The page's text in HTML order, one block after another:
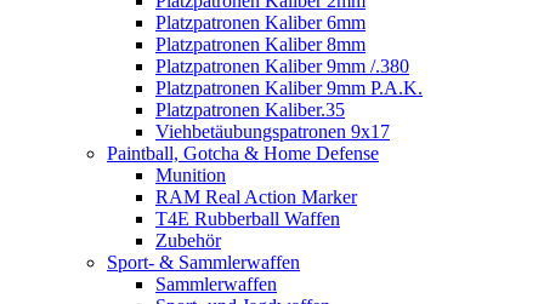
Platzpatronen Kaliber 6mm
Platzpatronen Kaliber 8mm
Platzpatronen Kaliber 9mm /.380
Platzpatronen Kaliber 9mm P.A.K.
Platzpatronen Kaliber.35
Viehbetäubungspatronen 9x17
Paintball, Gotcha & Home Defense
Munition
RAM Real Action Marker
T4E Rubberball Waffen
Zubehör
Sport- & Sammlerwaffen
Sammlerwaffen